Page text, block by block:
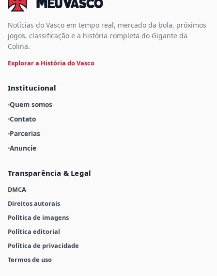
Notícias do Vasco em tempo real, mercado da bola, próximos
jogos, classificação e a história completa do Gigante da
Colina.
Explorar a História do Vasco
Institucional
Quem somos
Contato
Parcerias
Anuncie
Transparência & Legal
DMCA
Direitos autorais
Política de imagens
Política editorial
Política de privacidade
Termos de uso